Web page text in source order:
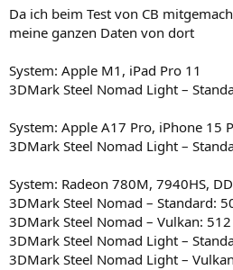
:
Da ich beim Test von CB
meine ganzen Daten von dort
System: Apple M1, iPad Pro 11
3DMark Steel Nomad Light –
System: Apple A17 Pro, iPhone 15
3DMark Steel Nomad Light –
System: Radeon 780M, 7940HS,
3DMark Steel Nomad – Standard:
3DMark Steel Nomad – Vulkan: 512
3DMark Steel Nomad Light –
3DMark Steel Nomad Light –